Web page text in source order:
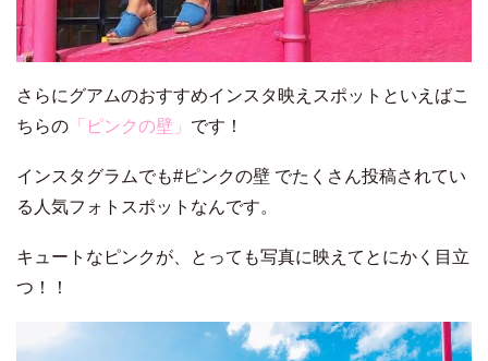
さらにグアムのおすすめインスタ映えスポットといえばこ
ちらの 「ピンクの壁」 です！
インスタグラムでも#ピンクの壁 でたくさん投稿されてい
る人気フォトスポットなんです。
キュートなピンクが、とっても写真に映えてとにかく目立
つ！！